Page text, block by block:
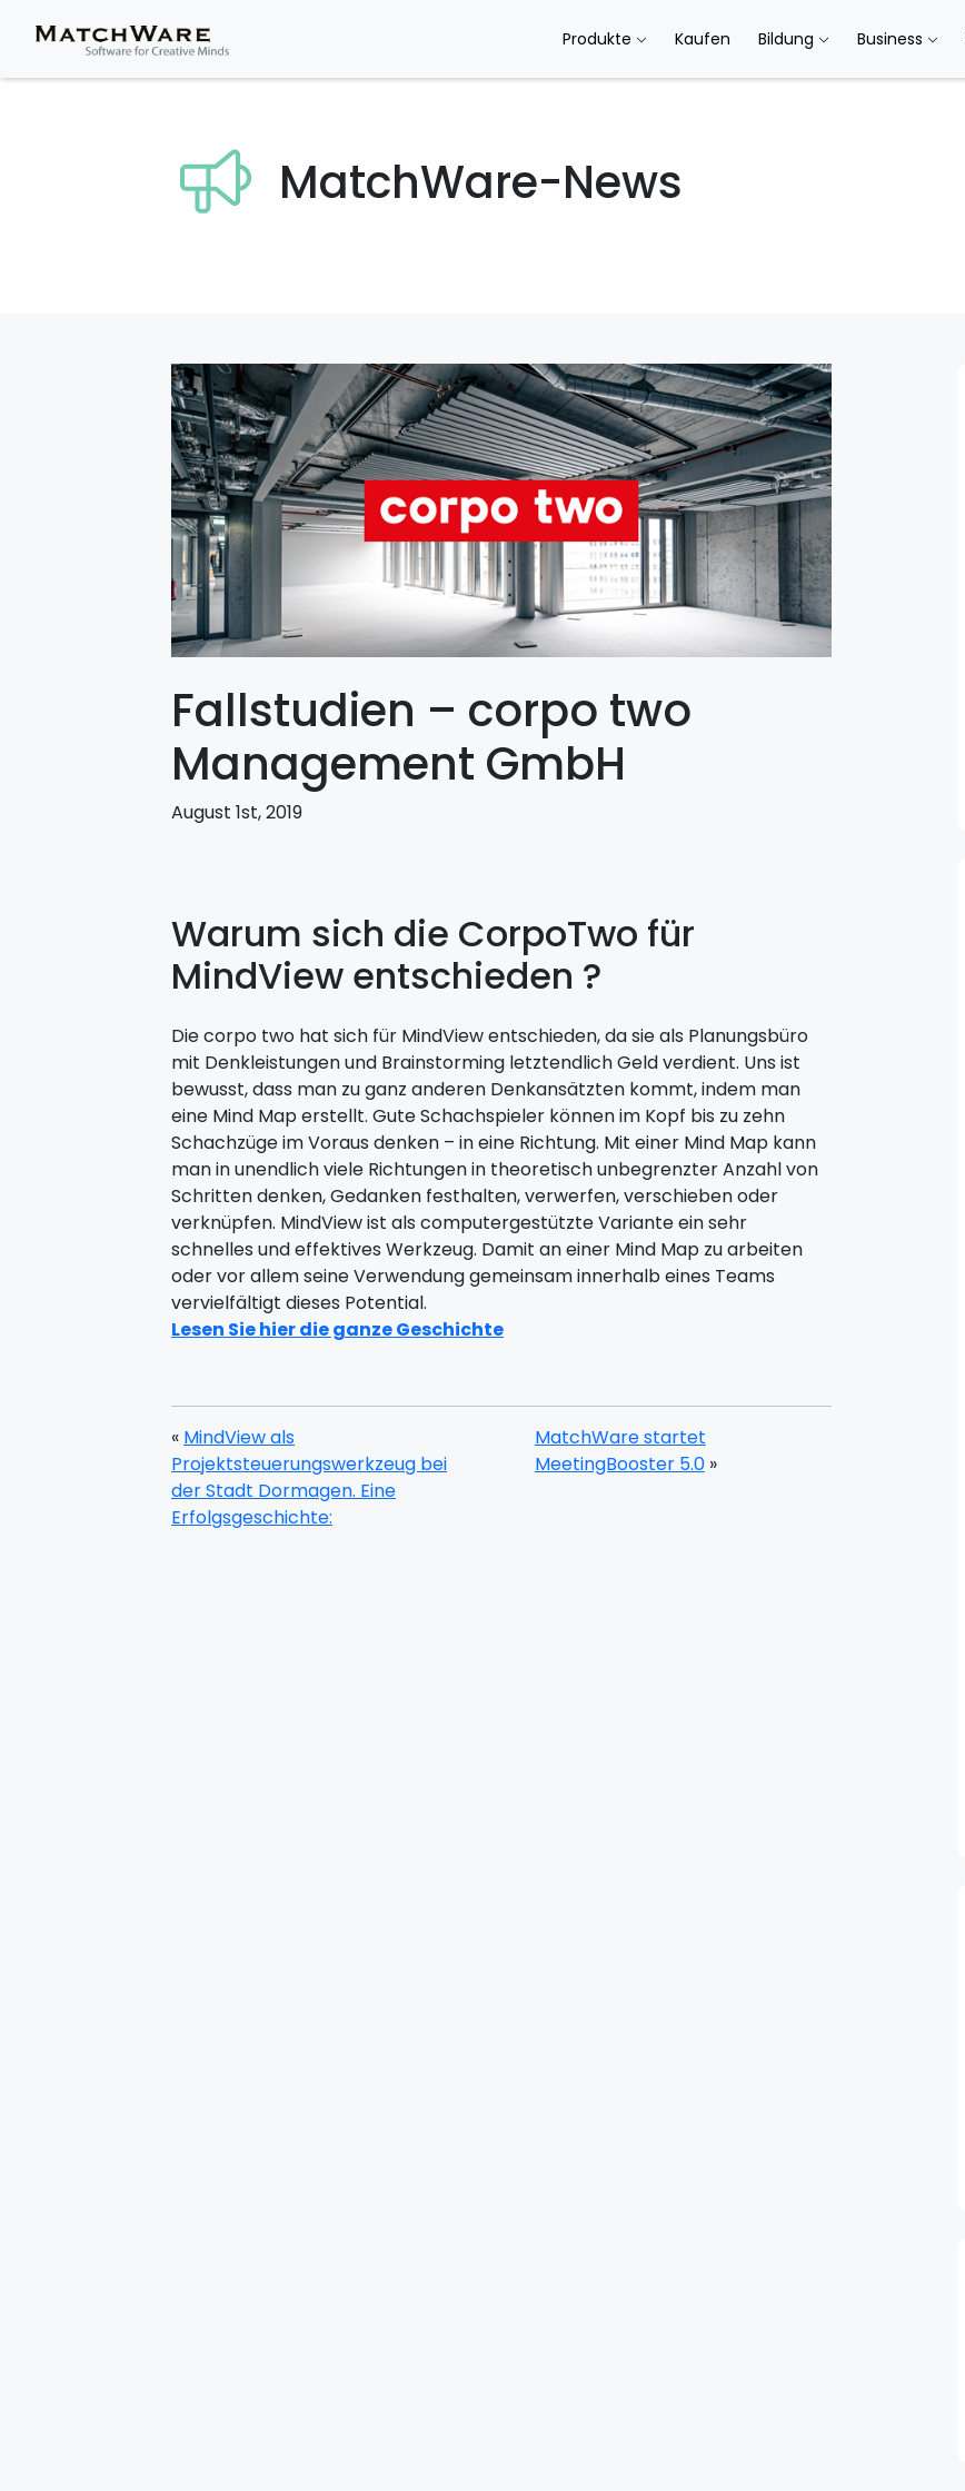
Produkte Kaufen Bildung Business
MatchWare-News
Fallstudien – corpo two
Management GmbH
August 1st, 2019
Warum sich die CorpoTwo für
MindView entschieden ?
Die corpo two hat sich für MindView entschieden, da sie als Planungsbüro
mit Denkleistungen und Brainstorming letztendlich Geld verdient. Uns ist
bewusst, dass man zu ganz anderen Denkansätzten kommt, indem man
eine Mind Map erstellt. Gute Schachspieler können im Kopf bis zu zehn
Schachzüge im Voraus denken – in eine Richtung. Mit einer Mind Map kann
man in unendlich viele Richtungen in theoretisch unbegrenzter Anzahl von
Schritten denken, Gedanken festhalten, verwerfen, verschieben oder
verknüpfen. MindView ist als computergestützte Variante ein sehr
schnelles und effektives Werkzeug. Damit an einer Mind Map zu arbeiten
oder vor allem seine Verwendung gemeinsam innerhalb eines Teams
vervielfältigt dieses Potential.
Lesen Sie hier die ganze Geschichte
MatchWare startet
MeetingBooster 5.0»
« MindView als
Projektsteuerungswerkzeug bei
der Stadt Dormagen. Eine
Erfolgsgeschichte: